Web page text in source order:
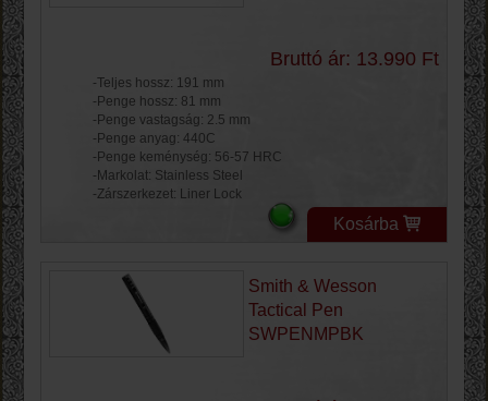
Bruttó ár: 13.990 Ft
-Teljes hossz: 191 mm
-Penge hossz: 81 mm
-Penge vastagság: 2.5 mm
-Penge anyag: 440C
-Penge keménység: 56-57 HRC
-Markolat: Stainless Steel
-Zárszerkezet: Liner Lock
Kosárba
Smith & Wesson
Tactical Pen
SWPENMPBK